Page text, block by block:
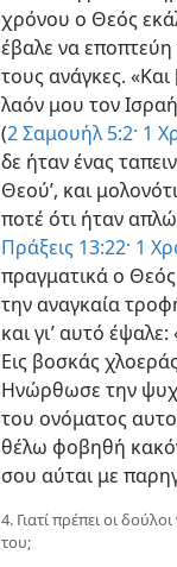
χρόνου ο Θεός
έβαλε να εποπτεύη
τους ανάγκες.
λαόν μου τον
(2 Σαμουήλ 5:2· 1
δε ήταν ένας
Θεού’, και
ποτέ ότι ήταν
Πράξεις 13:22· 1
πραγματικά ο
την αναγκαία
και γι’ αυτό
Εις βοσκάς
Ηνώρθωσε την
του ονόματος
θέλω φοβηθή
σου αύται με
4. Γιατί πρέπει οι
του;